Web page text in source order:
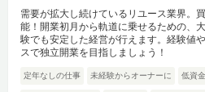
需要が拡大し続けているリユース業界。
能！開業初月から軌道に乗せるための、
験でも安定した経営が行えます。経験値
スで独立開業を目指しましょう！
定年なしの仕事 未経験からオーナーに 低資